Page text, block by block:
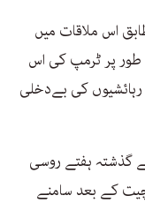
اس ملاقات میں
طور پر ٹرمپ کی اس
جس میں علاقے کے 24 لاکھ رہائشیوں کی بےدخلی
گذشتہ ہفتے روسی
کے بعد سامنے